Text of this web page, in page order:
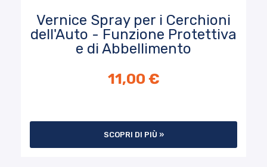
Vernice Spray per i Cerchioni
dell'Auto - Funzione Protettiva
e di Abbellimento
11,00 €
SCOPRI DI PIÙ »